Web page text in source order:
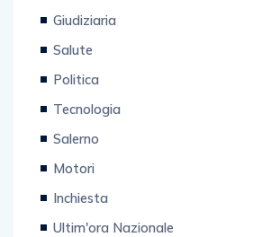
Giudiziaria
Salute
Politica
Tecnologia
Salerno
Motori
Inchiesta
Ultim'ora Nazionale